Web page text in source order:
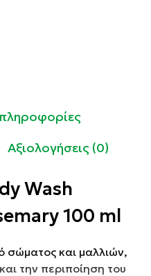
Αξιολογήσεις (0)
Wash
100 ml
σώματος και μαλλιών,
την περιποίηση του